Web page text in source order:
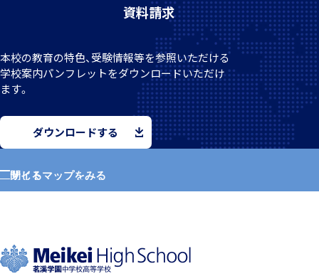
資料請求
本校の教育の特色、受験情報等を参照いただける
学校案内パンフレットをダウンロードいただけ
ます。
ダウンロードする
サイトマップをみる
閉じる